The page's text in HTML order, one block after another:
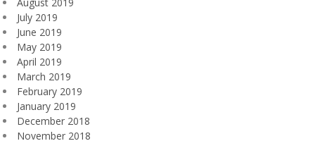
July 2019
June 2019
May 2019
April 2019
March 2019
February 2019
January 2019
December 2018
November 2018